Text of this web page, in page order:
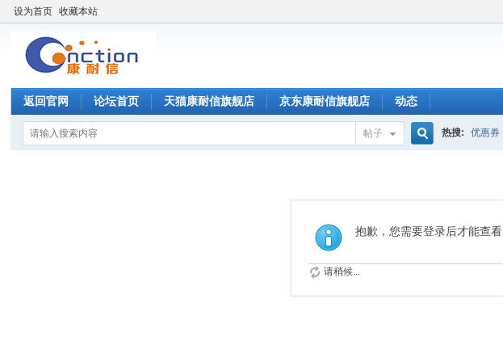
设为首页 收藏本站
返回官网 论坛首页 天猫康耐信旗舰店 京东康耐信旗舰店 动态
帖子
索
热搜: 优惠券
抱歉，您需要登录后才能查看
请稍候...